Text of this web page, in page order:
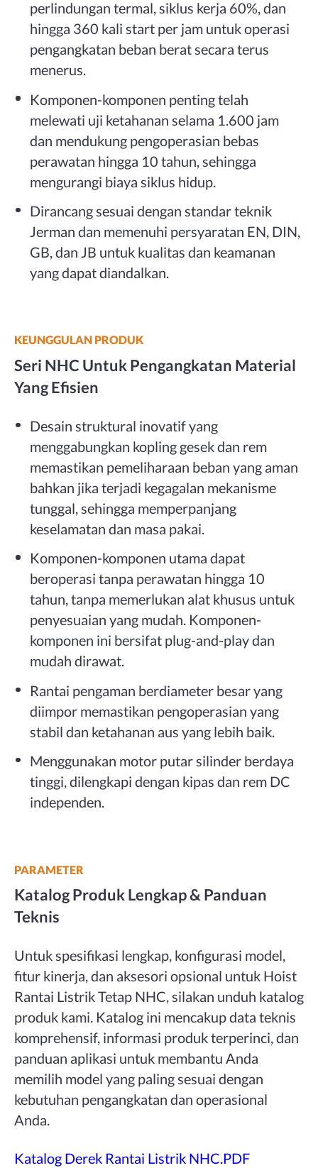
perlindungan termal, siklus kerja 60%, dan
hingga 360 kali start per jam untuk operasi
pengangkatan beban berat secara terus
menerus.
Komponen-komponen penting telah
melewati uji ketahanan selama 1.600 jam
dan mendukung pengoperasian bebas
perawatan hingga 10 tahun, sehingga
mengurangi biaya siklus hidup.
Dirancang sesuai dengan standar teknik
Jerman dan memenuhi persyaratan EN, DIN,
GB, dan JB untuk kualitas dan keamanan
yang dapat diandalkan.
KEUNGGULAN PRODUK
Seri NHC Untuk Pengangkatan Material
Yang Efisien
Desain struktural inovatif yang
menggabungkan kopling gesek dan rem
memastikan pemeliharaan beban yang aman
bahkan jika terjadi kegagalan mekanisme
tunggal, sehingga memperpanjang
keselamatan dan masa pakai.
Komponen-komponen utama dapat
beroperasi tanpa perawatan hingga 10
tahun, tanpa memerlukan alat khusus untuk
penyesuaian yang mudah. Komponen-
komponen ini bersifat plug-and-play dan
mudah dirawat.
Rantai pengaman berdiameter besar yang
diimpor memastikan pengoperasian yang
stabil dan ketahanan aus yang lebih baik.
Menggunakan motor putar silinder berdaya
tinggi, dilengkapi dengan kipas dan rem DC
independen.
PARAMETER
Katalog Produk Lengkap & Panduan
Teknis
Untuk spesifikasi lengkap, konfigurasi model,
fitur kinerja, dan aksesori opsional untuk Hoist
Rantai Listrik Tetap NHC, silakan unduh katalog
produk kami. Katalog ini mencakup data teknis
komprehensif, informasi produk terperinci, dan
panduan aplikasi untuk membantu Anda
memilih model yang paling sesuai dengan
kebutuhan pengangkatan dan operasional
Anda.
Katalog Derek Rantai Listrik NHC.PDF